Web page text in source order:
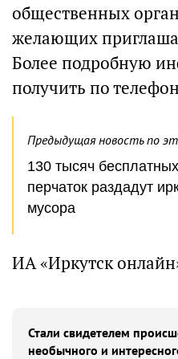
общественных
желающих
Более подробную
получить по
Предыдущая новость по
130 тысяч
перчаток раздадут
мусора
ИА «Иркутск
Стали свидетелем
необычного и